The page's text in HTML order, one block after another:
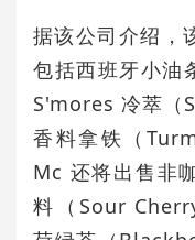
据该公司介绍，
包括西班牙小油
S'mores 冷萃（
香料拿铁（
Mc 还将出售非
料（Sour